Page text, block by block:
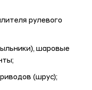
рулевого
шаровые
(шрус);